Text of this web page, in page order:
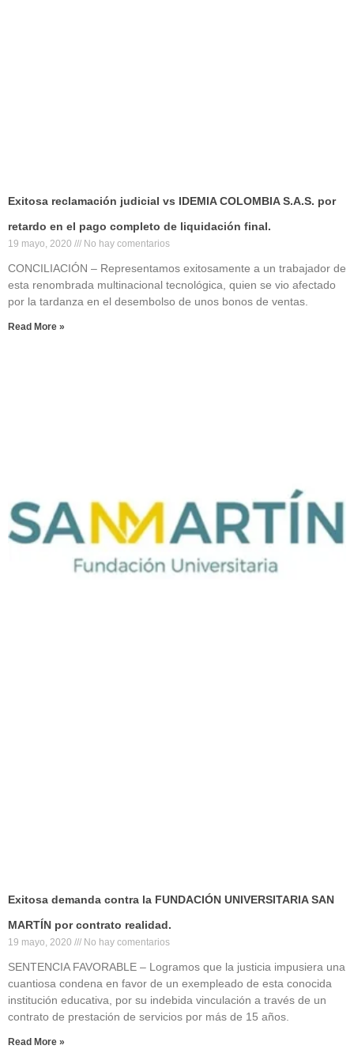
Exitosa reclamación judicial vs IDEMIA COLOMBIA S.A.S. por
retardo en el pago completo de liquidación final.
19 mayo, 2020 No hay comentarios
CONCILIACIÓN – Representamos exitosamente a un trabajador de
esta renombrada multinacional tecnológica, quien se vio afectado
por la tardanza en el desembolso de unos bonos de ventas.
Read More »
Exitosa demanda contra la FUNDACIÓN UNIVERSITARIA SAN
MARTÍN por contrato realidad.
19 mayo, 2020 No hay comentarios
SENTENCIA FAVORABLE – Logramos que la justicia impusiera una
cuantiosa condena en favor de un exempleado de esta conocida
institución educativa, por su indebida vinculación a través de un
contrato de prestación de servicios por más de 15 años.
Read More »